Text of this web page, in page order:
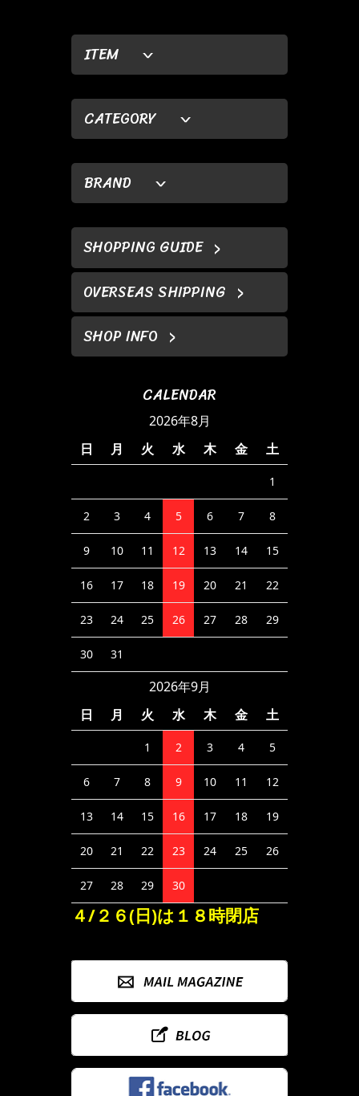
ITEM
CATEGORY
BRAND
SHOPPING GUIDE
OVERSEAS SHIPPING
SHOP INFO
CALENDAR
2026年8月
日
月 火 水 木 金 土
1
2 3 4 5 6 7 8
9 10 11 12 13 14 15
16 17 18 19 20 21 22
23 24 25 26 27 28 29
30 31
2026年9月
日
月 火 水 木 金 土
1 2 3 4 5
6 7 8 9 10 11 12
13 14 15 16 17 18 19
20 21 22 23 24 25 26
27 28 29 30
４/２６(日)は１８時閉店